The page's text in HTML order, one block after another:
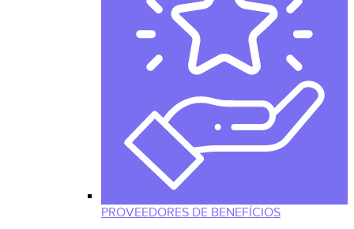
PROVEEDORES DE BENEFÍCIOS